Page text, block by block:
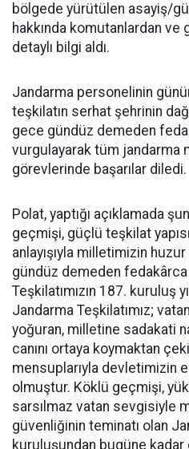
bölgede yürütülen asayiş/
hakkında komutanlardan
detaylı bilgi aldı.
Jandarma personelinin
teşkilatın serhat şehrinin
gece gündüz demeden
vurgulayarak tüm jandarma
görevlerinde başarılar diledi.
Polat, yaptığı açıklamada
geçmişi, güçlü teşkilat
anlayışıyla milletimizin
gündüz demeden
Teşkilatımızın 187. kuruluş
Jandarma Teşkilatımız;
yoğuran, milletine sadakati
canını ortaya koymaktan
mensuplarıyla devletimizin
olmuştur. Köklü geçmişi,
sarsılmaz vatan sevgisiyle
güvenliğinin teminatı olan
kuruluşundan bugüne